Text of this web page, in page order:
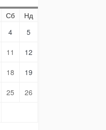
Сб
Нд
4 5
11 12
18 19
25 26